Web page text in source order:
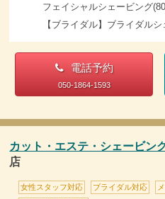
フェイシャルシェービング
【ブライダル】ブライダル
電話予約
050-1864-1593
カット・エステ・シェービ
店
女性スタッフ対応 ブライダル対応